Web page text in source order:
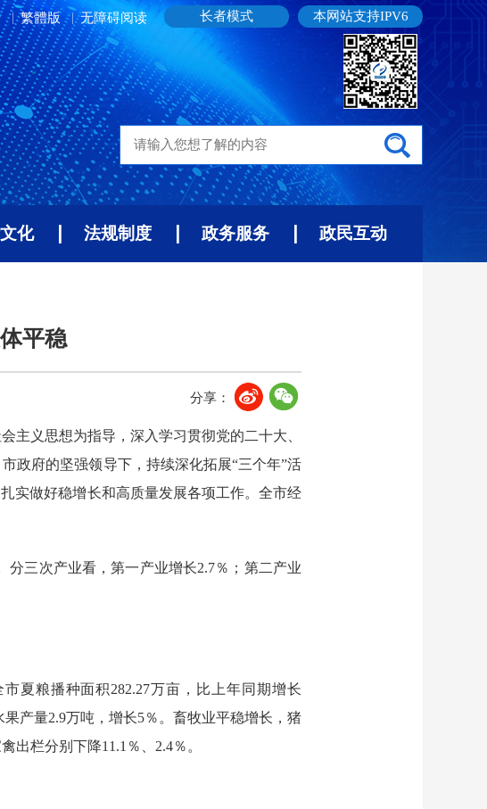
本网站支持IPV6
长者模式
繁體版 无障碍阅读
化 法规制度 政务服务 政民互动
平稳
分享：
主义思想为指导， 深入学习贯彻党的二十大、
政府的坚强领导下，持续深化拓展“三个年”活
实做好稳增长和高质量发展各项工作。 全市经
分三次产业看，第一产业增长2.7％；第二产业
市夏粮播种面积282.27万亩，比上年同期增长
果产量2.9万吨，增长5％。畜牧业平稳增长， 猪
出栏分别下降11.1％、2.4％。